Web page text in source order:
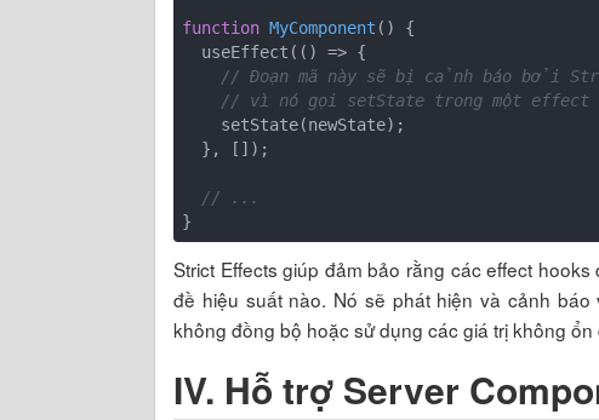
function MyComponent ( ) {
  useEffect(
() => {
// Đoạn mã này sẽ bị cảnh báo bởi
// vì nó gọi setState trong một effect
// ...
}
Strict Effects giúp đảm bảo rằng các effect
đề hiệu suất nào. Nó sẽ phát hiện và cảnh
không đồng bộ hoặc sử dụng các giá trị không
IV. Hỗ trợ Server